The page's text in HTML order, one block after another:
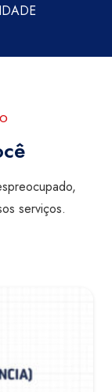
serviços.